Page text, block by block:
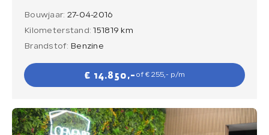
Bouwjaar: 27-04-2016
Kilometerstand:151819 km
Brandstof: Benzine
€ 14.850,- of € 255,- p/m